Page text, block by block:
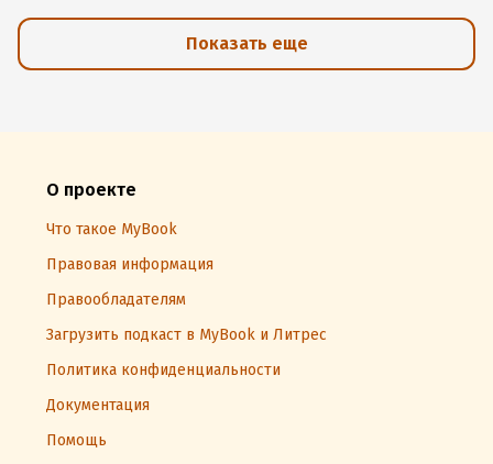
Показать еще
О проекте
Что такое MyBook
Правовая информация
Правообладателям
Загрузить подкаст в MyBook и Литрес
Политика конфиденциальности
Документация
Помощь